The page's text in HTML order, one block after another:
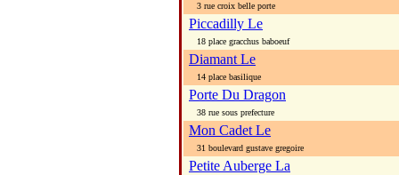
3 rue croix belle porte
Piccadilly Le
18 place gracchus baboeuf
Diamant Le
14 place basilique
Porte Du Dragon
38 rue sous prefecture
Mon Cadet Le
31 boulevard gustave gregoire
Petite Auberge La